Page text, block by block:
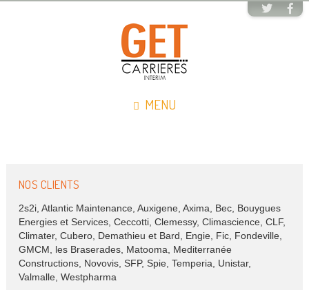
MENU
NOS CLIENTS
2s2i, Atlantic Maintenance, Auxigene, Axima, Bec, Bouygues
Energies et Services, Ceccotti, Clemessy, Climascience, CLF,
Climater, Cubero, Demathieu et Bard, Engie, Fic, Fondeville,
GMCM, les Braserades, Matooma, Mediterranée
Constructions, Novovis, SFP, Spie, Temperia, Unistar,
Valmalle, Westpharma